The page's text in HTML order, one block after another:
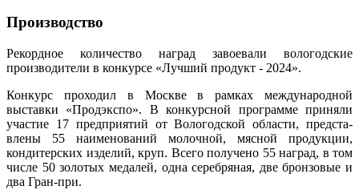
Производство
Рекордное количество наград завоевали вологодские
производители в конкурсе «Лучший продукт - 2024».
Конкурс проходил в Москве в рамках международной
выставки «Продэкспо». В конкурсной программе приняли
участие 17 предприятий от Вологодской области, предста­
влены 55 наименований молочной, мясной продукции,
кондитерских изделий, круп. Всего получено 55 наград, в том
числе 50 золотых медалей, одна серебряная, две бронзовые и
два Гран-при.